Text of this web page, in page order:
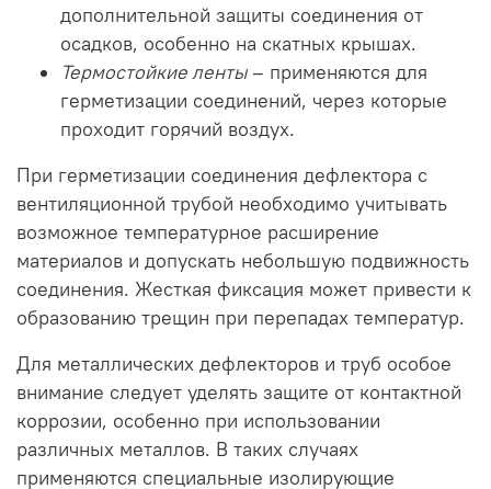
дополнительной защиты соединения от
осадков, особенно на скатных крышах.
Термостойкие ленты– применяются для
герметизации соединений, через которые
проходит горячий воздух.
При герметизации соединения дефлектора с
вентиляционной трубой необходимо учитывать
возможное температурное расширение
материалов и допускать небольшую подвижность
соединения. Жесткая фиксация может привести к
образованию трещин при перепадах температур.
Для металлических дефлекторов и труб особое
внимание следует уделять защите от контактной
коррозии, особенно при использовании
различных металлов. В таких случаях
применяются специальные изолирующие